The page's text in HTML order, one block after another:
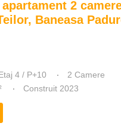
2
Baneasa
4 / P+10
2 Camere
Construit 2023